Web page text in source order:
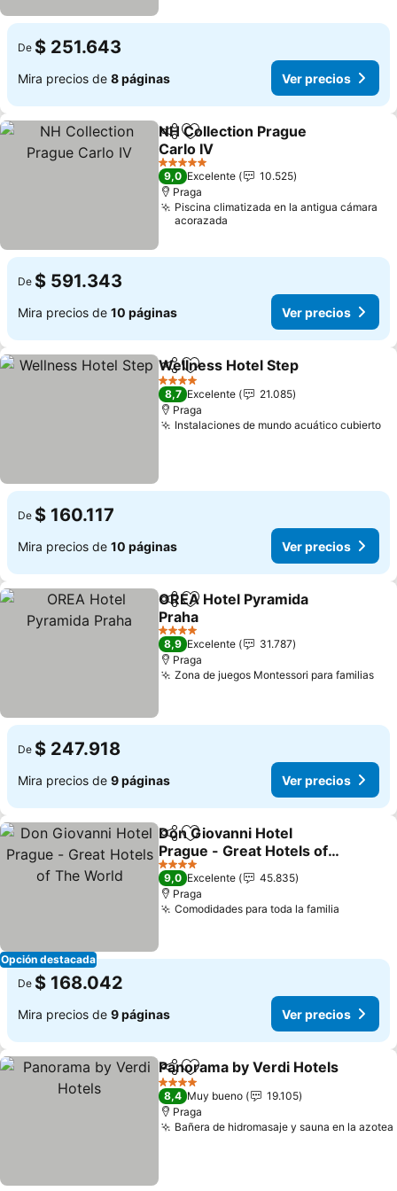
De $ 251.643
Mira precios de 8 páginas Ver precios
CompartirAgregar a favoritos
NH Collection Prague
Carlo IV
5 Estrellas
9,0 Excelente
10.525
Praga
Piscina climatizada en la antigua cámara
acorazada
De $ 591.343
Mira precios de 10 páginas Ver precios
CompartirAgregar a favoritos
Wellness Hotel Step
4 Estrellas
8,7 Excelente
21.085
Praga
Instalaciones de mundo acuático cubierto
De $ 160.117
Mira precios de 10 páginas Ver precios
CompartirAgregar a favoritos
OREA Hotel Pyramida
Praha
4 Estrellas
8,9 Excelente
31.787
Praga
Zona de juegos Montessori para familias
De $ 247.918
Mira precios de 9 páginas Ver precios
Opción destacada
CompartirAgregar a favoritos
Don Giovanni Hotel
Prague - Great Hotels of
The World
4 Estrellas
9,0 Excelente
45.835
Praga
Comodidades para toda la familia
De $ 168.042
Mira precios de 9 páginas Ver precios
CompartirAgregar a favoritos
Panorama by Verdi Hotels
4 Estrellas
8,4 Muy bueno
19.105
Praga
Bañera de hidromasaje y sauna en la azotea